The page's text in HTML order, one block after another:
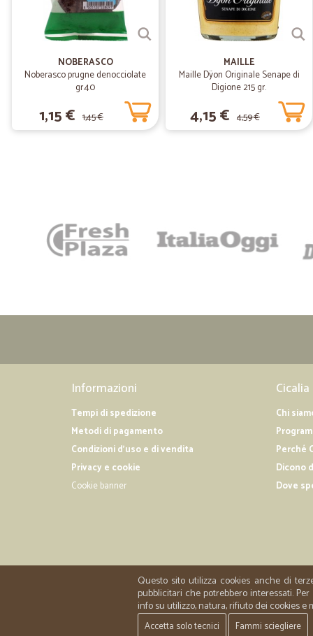
NOBERASCO
Noberasco prugne denocciolate
gr.40
1,15 € 1,45 €
MAILLE
Maille Dÿon Originale Senape di
Digione 215 gr.
4,15 € 4,59 €
Informazioni
Tempi di spedizione
Metodi di pagamento
Condizioni d'uso e di vendita
Privacy e cookie
Cookie banner
Cicalia
Chi
Perché
Dicono
Dove
Questo sito utilizza cookies anche di
pubblicitari che potrebbero interessati.
info su utilizzo, natura, rifiuto dei cookies
Accetta solo tecnici Fammi sciegliere